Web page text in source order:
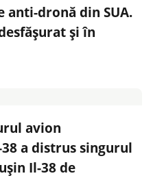
anti-dronă din SUA.
și în
avion
a distrus singurul
Il-38 de